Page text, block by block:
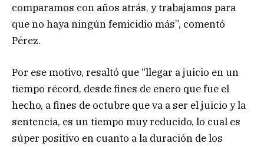
comparamos con años atrás, y trabajamos para
que no haya ningún femicidio más”, comentó
Pérez.
Por ese motivo, resaltó que “llegar a juicio en un
tiempo récord, desde fines de enero que fue el
hecho, a fines de octubre que va a ser el juicio y la
sentencia, es un tiempo muy reducido, lo cual es
súper positivo en cuanto a la duración de los